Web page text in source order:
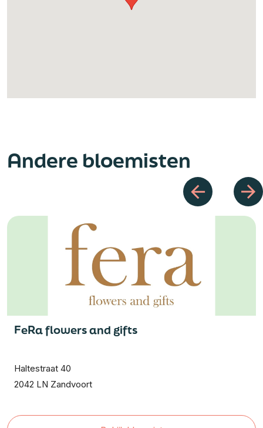
Andere bloemisten
FeRa flowers and gifts
Haltestraat 40
2042 LN Zandvoort